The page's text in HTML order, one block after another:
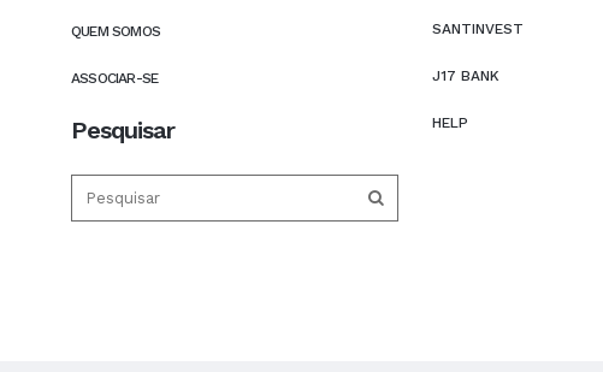
QUEM SOMOS
ASSOCIAR-SE
Pesquisar
SANTINVEST
J17 BANK
HELP